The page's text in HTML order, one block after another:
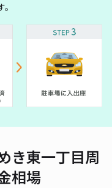
き東一丁目周
相場